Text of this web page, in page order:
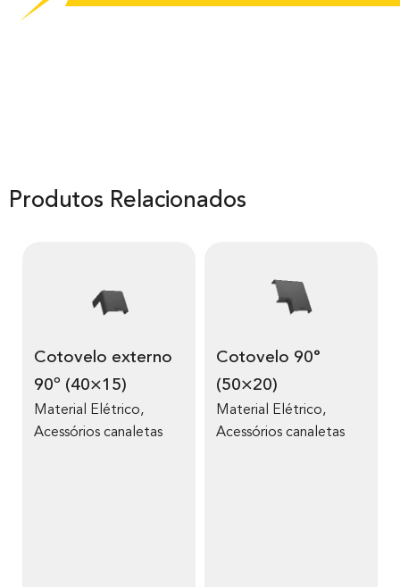
Produtos Relacionados
Cotovelo externo
90º (40×15)
Material Elétrico,
Acessórios canaletas
Cotovelo 90°
(50×20)
Material Elétrico,
Acessórios canaletas